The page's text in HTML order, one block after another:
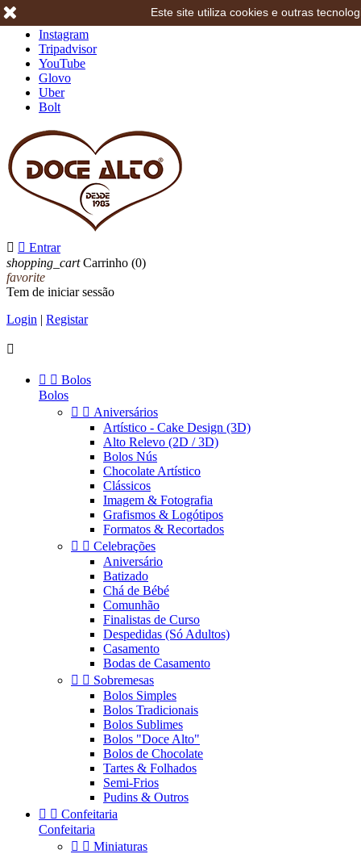
Instagram
Tripadvisor
YouTube
Glovo
Uber
Bolt
  Entrar
shopping_cart Carrinho (0)
favorite
Tem de iniciar sessão
Login | Registar

  Bolos
Bolos
  Aniversários
Artístico - Cake Design (3D)
Alto Relevo (2D / 3D)
Bolos Nús
Chocolate Artístico
Clássicos
Imagem & Fotografia
Grafismos & Logótipos
Formatos & Recortados
  Celebrações
Aniversário
Batizado
Chá de Bébé
Comunhão
Finalistas de Curso
Despedidas (Só Adultos)
Casamento
Bodas de Casamento
  Sobremesas
Bolos Simples
Bolos Tradicionais
Bolos Sublimes
Bolos "Doce Alto"
Bolos de Chocolate
Tartes & Folhados
Semi-Frios
Pudins & Outros
  Confeitaria
Confeitaria
  Miniaturas
Este site utiliza cookies e outras